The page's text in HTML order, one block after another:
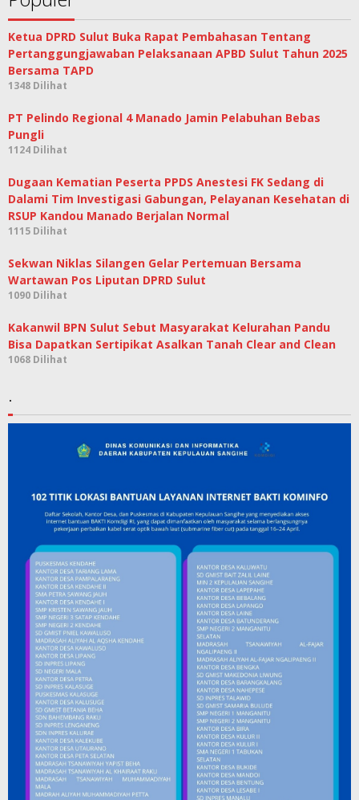
Ketua DPRD Sulut Buka Rapat Pembahasan Tentang
Pertanggungjawaban Pelaksanaan APBD Sulut Tahun 2025
Bersama TAPD
1348 Dilihat
PT Pelindo Regional 4 Manado Jamin Pelabuhan Bebas
Pungli
1124 Dilihat
Dugaan Kematian Peserta PPDS Anestesi FK Sedang di
Dalami Tim Investigasi Gabungan, Pelayanan Kesehatan di
RSUP Kandou Manado Berjalan Normal
1115 Dilihat
Sekwan Niklas Silangen Gelar Pertemuan Bersama
Wartawan Pos Liputan DPRD Sulut
1090 Dilihat
Kakanwil BPN Sulut Sebut Masyarakat Kelurahan Pandu
Bisa Dapatkan Sertipikat Asalkan Tanah Clear and Clean
1068 Dilihat
.